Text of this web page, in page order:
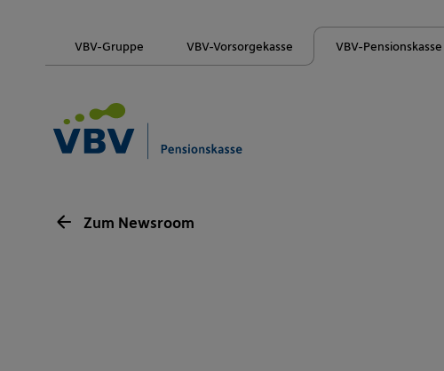
VBV-Gruppe VBV-Vorsorgekasse VBV-Pensionskasse
Zum Newsroom